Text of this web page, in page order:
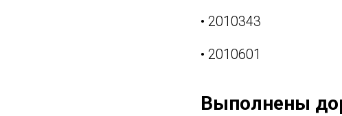
• 2010343
• 2010601
Выполнены